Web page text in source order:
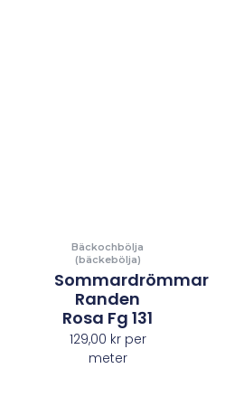
Bäckochbölja
(bäckebölja)
Sommardrömmar
Randen
Rosa Fg 131
129,00 krper
meter